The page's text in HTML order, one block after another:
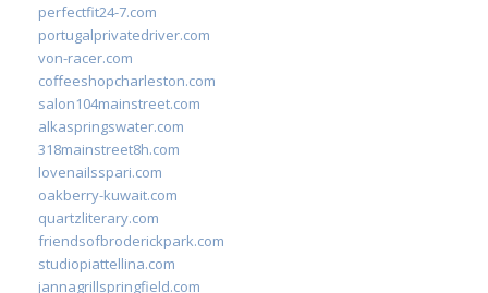
perfectfit24-7.com
portugalprivatedriver.com
von-racer.com
coffeeshopcharleston.com
salon104mainstreet.com
alkaspringswater.com
318mainstreet8h.com
lovenailsspari.com
oakberry-kuwait.com
quartzliterary.com
friendsofbroderickpark.com
studiopiattellina.com
jannagrillspringfield.com